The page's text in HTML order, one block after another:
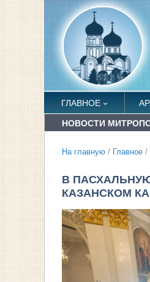
ГЛАВНОЕ
НОВОСТИ
На главную / Главное /
В
КАЗАНСКОМ